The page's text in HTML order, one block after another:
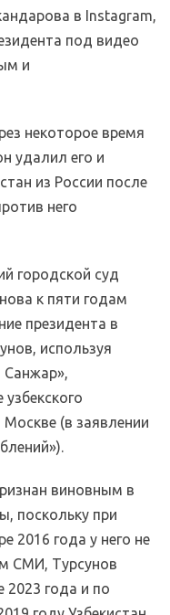
в Instagram,
под видео
и
некоторое время
удалил его и
из России после
него
городской суд
к пяти годам
президента в
используя
(в заявлении
виновным в
поскольку при
2016 года у него не
СМИ, Турсунов
2023 года и по